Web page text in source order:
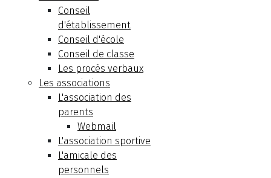
Conseil
d'établissement
Conseil d'école
Conseil de classe
Les procès verbaux
Les associations
L'association des
parents
Webmail
L'association sportive
L'amicale des
personnels